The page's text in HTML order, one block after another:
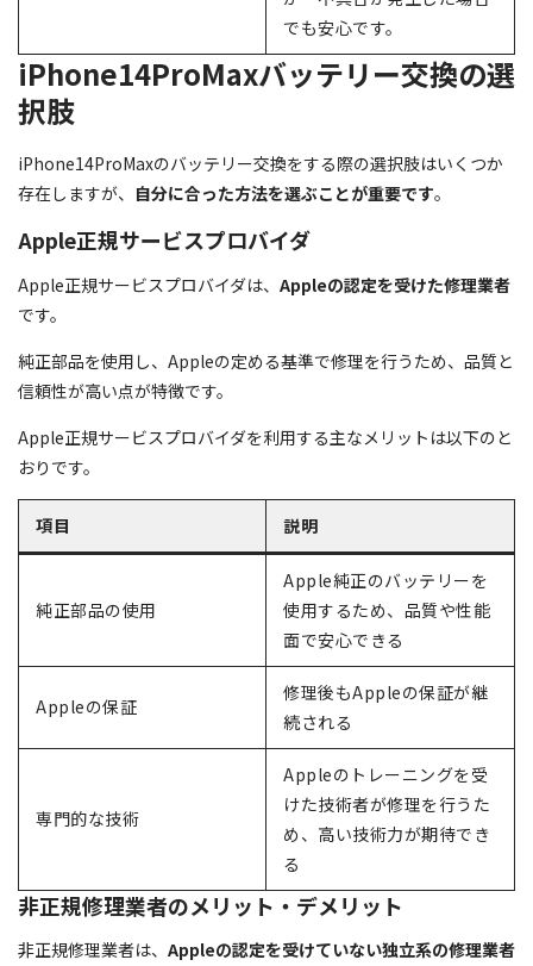
でも安心です。
iPhone14ProMaxバッテリー交換の選
択肢
iPhone14ProMaxのバッテリー交換をする際の選択肢はいくつか
存在しますが、 自分に合った方法を選ぶことが重要です。
Apple正規サービスプロバイダ
Apple正規サービスプロバイダは、 Appleの認定を受けた修理業者
です。
純正部品を使用し、Appleの定める基準で修理を行うため、品質と
信頼性が高い点が特徴です。
Apple正規サービスプロバイダを利用する主なメリットは以下のと
おりです。
項目 説明
純正部品の使用
Apple純正のバッテリーを
使用するため、品質や性能
面で安心できる
Appleの保証
修理後もAppleの保証が継
続される
専門的な技術
Appleのトレーニングを受
けた技術者が修理を行うた
め、高い技術力が期待でき
る
非正規修理業者のメリット・デメリット
非正規修理業者は、 Appleの認定を受けていない独立系の修理業者